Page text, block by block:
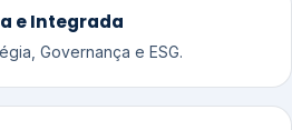
e Integrada
Governança e ESG.